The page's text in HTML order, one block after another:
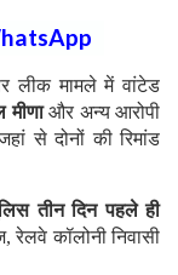
लीक मामले में वांटेड
मीणाऔर अन्य आरोपी
से दोनों की रिमांड
तीन दिन पहले ही
रेलवे कॉलोनी निवासी